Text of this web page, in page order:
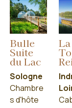
Bulle
Suite
du Lac
Sologne
Chambre
s d'hôte
La
arrow_forwardPropriétaires,
arrow_forwardMentions
arrow_forwardDonnées
Que
arrow_forwardHôtels